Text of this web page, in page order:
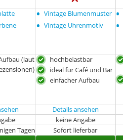
• Vintage Blumenmuster
• Vintage Uhrenmotiv
•
•
(laut
hochbelastbar
ideal für Café und Bar
einfacher Aufbau
Details ansehen
keine Angabe
Tagen Sofort lieferbar